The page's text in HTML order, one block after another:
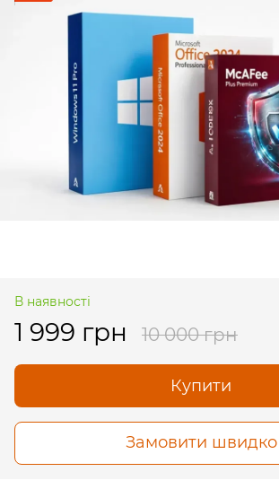
В наявності
1 999 грн 10 000 грн
Купити
Замовити швидко